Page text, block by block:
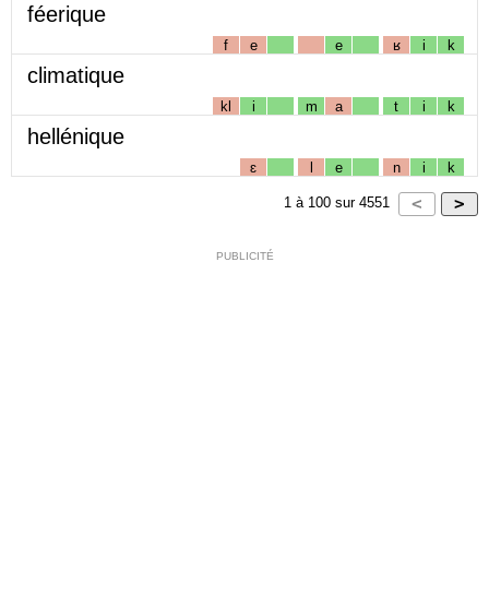
féerique
f e e ʁ i k
climatique
kl i m a t i k
hellénique
ɛ l e n i k
1 à 100 sur 4551
PUBLICITÉ